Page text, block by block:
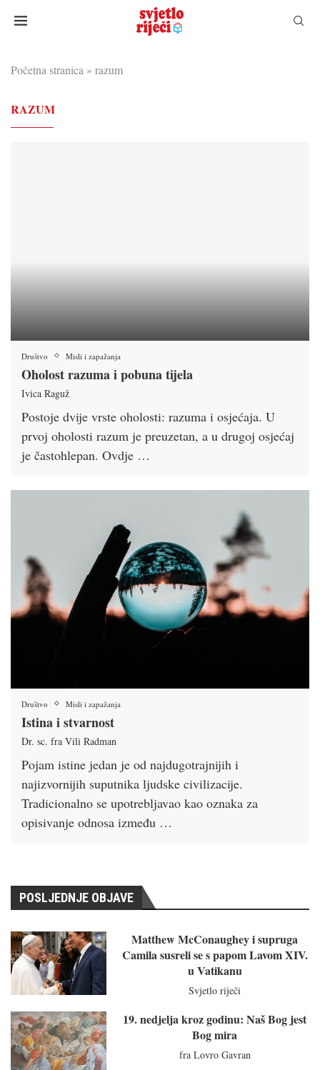
Početna stranica » razum
RAZUM
Društvo Misli i zapažanja
Oholost razuma i pobuna tijela
Ivica Raguž
Postoje dvije vrste oholosti: razuma i osjećaja. U
prvoj oholosti razum je preuzetan, a u drugoj osjećaj
je častohlepan. Ovdje …
Društvo Misli i zapažanja
Istina i stvarnost
Dr. sc. fra Vili Radman
Pojam istine jedan je od najdugotrajnijih i
najizvornijih suputnika ljudske civilizacije.
Tradicionalno se upotrebljavao kao oznaka za
opisivanje odnosa između …
POSLJEDNJE OBJAVE
Matthew McConaughey i supruga
Camila susreli se s papom Lavom XIV.
u Vatikanu
Svjetlo riječi
19. nedjelja kroz godinu: Naš Bog jest
Bog mira
fra Lovro Gavran